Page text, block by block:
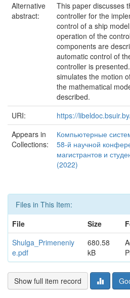
Alternative
abstract:
This paper discusses
controller for the
control of a ship
operation of the
components are
automatic control of
controller is
simulates the motion
the mathematical
described.
URI:
https://
Appears in
Collections:
Компьютерные
58-й научной
магистрантов и
(2022)
Files in This Item:
File
Size
Shulga_Primeneniy
e.pdf
680.58
kB
Show full item record